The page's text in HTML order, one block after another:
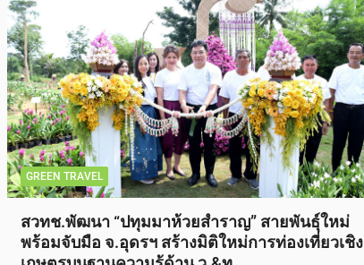
GREEN TRAVEL
สวทช.พัฒนา “ปทุมมาห้วยสำราญ” สายพันธุ์ใหม่
พร้อมจับมือ จ.อุดรฯ สร้างมิติใหม่การท่องเที่ยวเชิง